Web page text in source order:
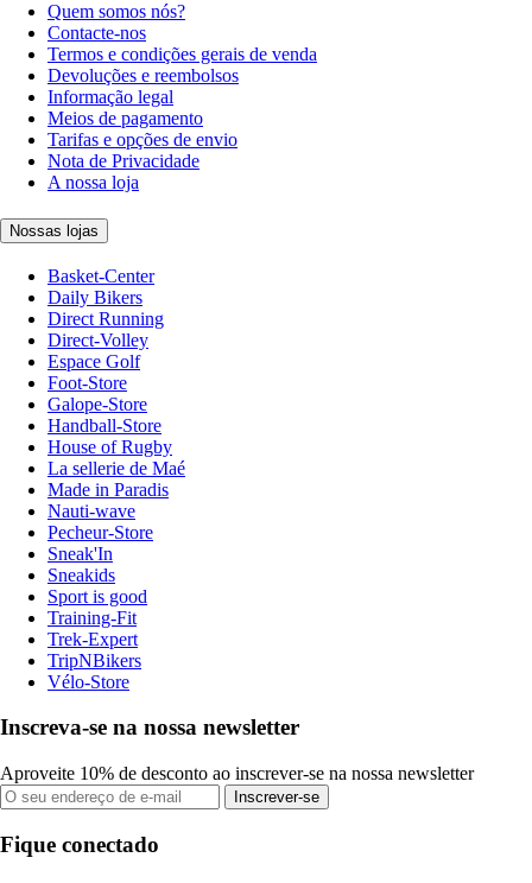
Quem somos nós?
Contacte-nos
Termos e condições gerais de venda
Devoluções e reembolsos
Informação legal
Meios de pagamento
Tarifas e opções de envio
Nota de Privacidade
A nossa loja
Nossas lojas
Basket-Center
Daily Bikers
Direct Running
Direct-Volley
Espace Golf
Foot-Store
Galope-Store
Handball-Store
House of Rugby
La sellerie de Maé
Made in Paradis
Nauti-wave
Pecheur-Store
Sneak'In
Sneakids
Sport is good
Training-Fit
Trek-Expert
TripNBikers
Vélo-Store
Inscreva-se na nossa newsletter
Aproveite 10% de desconto ao inscrever-se na nossa newsletter
Inscrever-se
Fique conectado